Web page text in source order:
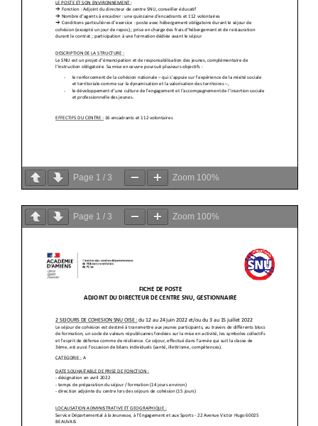
Page 1 / 3 Zoom 100%
Page 1 / 3 Zoom 100%